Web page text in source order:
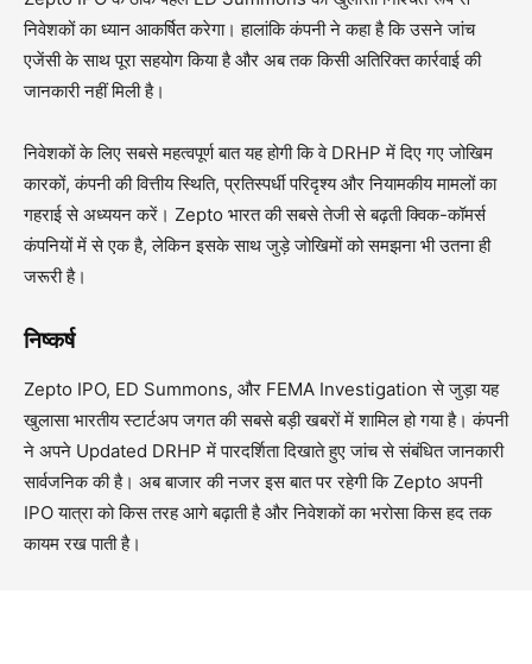
निवेशकों का ध्यान आकर्षित करेगा। हालांकि कंपनी ने कहा है कि उसने जांच
एजेंसी के साथ पूरा सहयोग किया है और अब तक किसी अतिरिक्त कार्रवाई की
जानकारी नहीं मिली है।
निवेशकों के लिए सबसे महत्वपूर्ण बात यह होगी कि वे DRHP में दिए गए जोखिम
कारकों, कंपनी की वित्तीय स्थिति, प्रतिस्पर्धी परिदृश्य और नियामकीय मामलों का
गहराई से अध्ययन करें। Zepto भारत की सबसे तेजी से बढ़ती क्विक-कॉमर्स
कंपनियों में से एक है, लेकिन इसके साथ जुड़े जोखिमों को समझना भी उतना ही
जरूरी है।
निष्कर्ष
Zepto IPO, ED Summons, और FEMA Investigation से जुड़ा यह
खुलासा भारतीय स्टार्टअप जगत की सबसे बड़ी खबरों में शामिल हो गया है। कंपनी
ने अपने Updated DRHP में पारदर्शिता दिखाते हुए जांच से संबंधित जानकारी
सार्वजनिक की है। अब बाजार की नजर इस बात पर रहेगी कि Zepto अपनी
IPO यात्रा को किस तरह आगे बढ़ाती है और निवेशकों का भरोसा किस हद तक
कायम रख पाती है।